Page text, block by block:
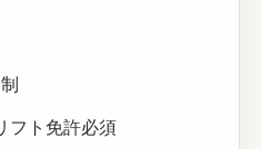
フト免許必須